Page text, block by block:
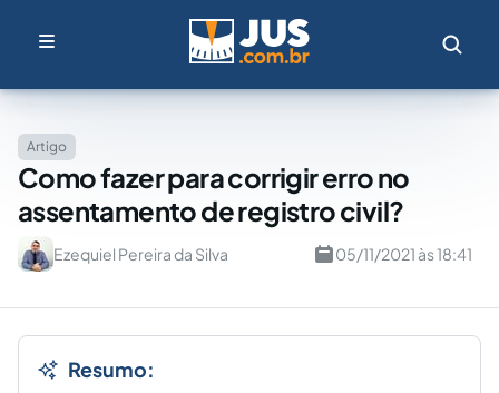
Artigo
Como fazer para corrigir erro no
assentamento de registro civil?
Ezequiel Pereira da Silva 05/11/2021 às 18:41
Resumo: